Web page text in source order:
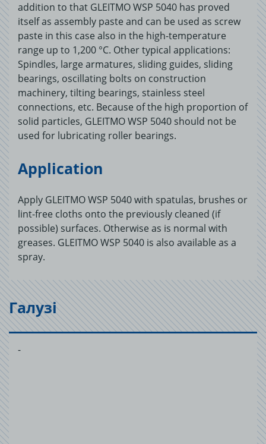
addition to that GLEITMO WSP 5040 has proved
itself as assembly paste and can be used as screw
paste in this case also in the high-temperature
range up to 1,200 °C. Other typical applications:
Spindles, large armatures, sliding guides, sliding
bearings, oscillating bolts on construction
machinery, tilting bearings, stainless steel
connections, etc. Because of the high proportion of
solid particles, GLEITMO WSP 5040 should not be
used for lubricating roller bearings.
Application
Apply GLEITMO WSP 5040 with spatulas, brushes or
lint-free cloths onto the previously cleaned (if
possible) surfaces. Otherwise as is normal with
greases. GLEITMO WSP 5040 is also available as a
spray.
Галузі
-